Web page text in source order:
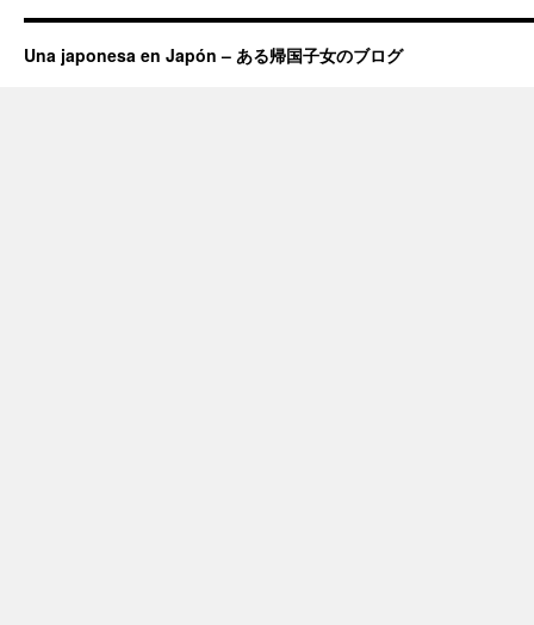
Una japonesa en Japón – ある帰国子女のブログ